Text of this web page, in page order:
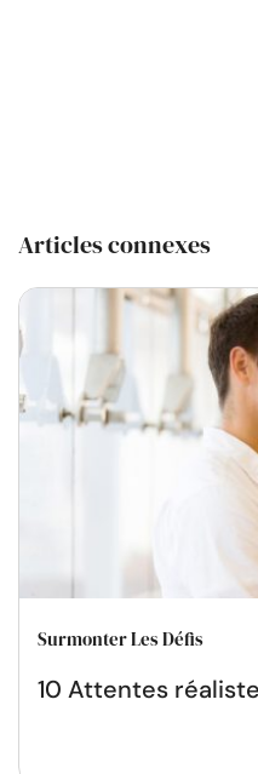
Articles connexes
Surmonter Les Défis
10 Attentes